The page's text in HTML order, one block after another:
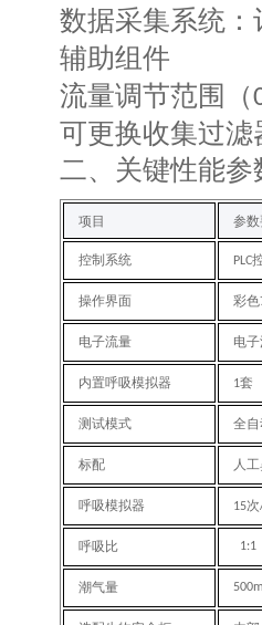
数据采集系统
辅助组件
流量调节范围（
可更换收集过
二、关键性能参
项目 参
控制系统 PLC
操作界面 彩色
电子流量 电子
内置呼吸模拟器 1套
测试模式 全
标配 人
呼吸模拟器 15次
呼吸比 1:1
潮气量